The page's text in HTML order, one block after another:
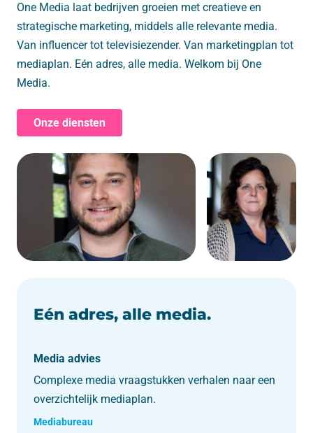
One Media laat bedrijven groeien met creatieve en
strategische marketing, middels alle relevante media.
Van influencer tot televisiezender. Van marketingplan tot
mediaplan. Eén adres, alle media. Welkom bij One
Media.
Onze diensten
Eén adres, alle media.
Media advies
Complexe media vraagstukken verhalen naar een
overzichtelijk mediaplan.
Mediabureau